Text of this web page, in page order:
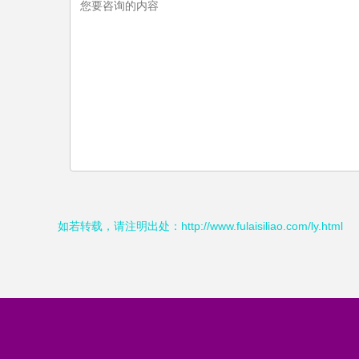
如若转载，请注明出处：http://www.fulaisiliao.com/ly.html